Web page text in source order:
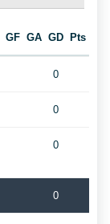
GF GA GD Pts
0
0
0
0